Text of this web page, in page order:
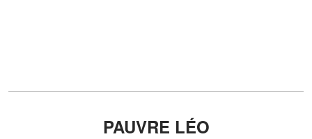
PAUVRE LÉO